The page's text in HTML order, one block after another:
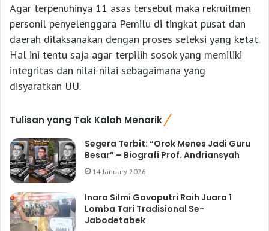
Agar terpenuhinya 11 asas tersebut maka rekruitmen
personil penyelenggara Pemilu di tingkat pusat dan
daerah dilaksanakan dengan proses seleksi yang ketat.
Hal ini tentu saja agar terpilih sosok yang memiliki
integritas dan nilai-nilai sebagaimana yang
disyaratkan UU.
Tulisan yang Tak Kalah Menarik
Segera Terbit: “Orok Menes Jadi Guru
Besar” – Biografi Prof. Andriansyah
14 January 2026
Inara Silmi Gavaputri Raih Juara 1
Lomba Tari Tradisional Se-
Jabodetabek